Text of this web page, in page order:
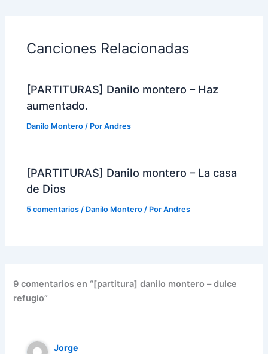
Canciones Relacionadas
[PARTITURAS] Danilo montero – Haz
aumentado.
Danilo Montero / PorAndres
[PARTITURAS] Danilo montero – La casa
de Dios
5 comentarios / Danilo Montero / PorAndres
9 comentarios en “[partitura] danilo montero – dulce
refugio”
Jorge